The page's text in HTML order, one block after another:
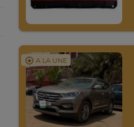
A LA UNE